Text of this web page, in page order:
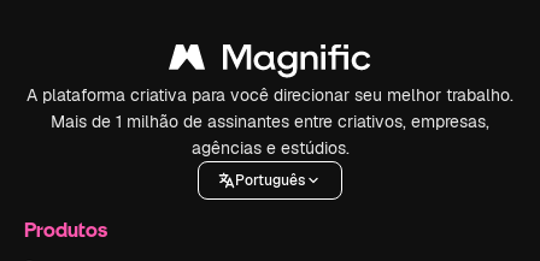
A plataforma criativa para você direcionar seu melhor trabalho.
Mais de 1 milhão de assinantes entre criativos, empresas,
agências e estúdios.
Português
Produtos